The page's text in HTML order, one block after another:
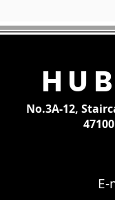
E-
No.3A-12,